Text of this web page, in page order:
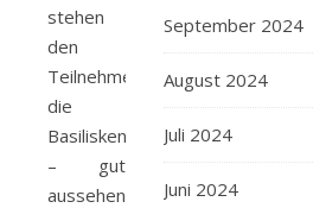
stehen
den
Teilnehmerinnen
die
Basilisken
– gut
aussehende
September 2024
August 2024
Juli 2024
Juni 2024